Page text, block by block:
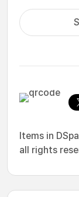
Items in
all rights